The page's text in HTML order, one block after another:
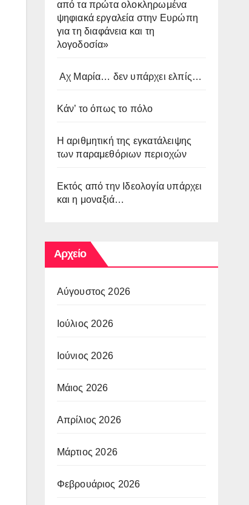
από τα πρώτα ολοκληρωμένα
ψηφιακά εργαλεία στην Ευρώπη
για τη διαφάνεια και τη
λογοδοσία»
Αχ Μαρία… δεν υπάρχει ελπίς…
Κάν’ το όπως το πόλο
Η αριθμητική της εγκατάλειψης
των παραμεθόριων περιοχών
Εκτός από την Ιδεολογία υπάρχει
και η μοναξιά…
Αρχείο
Αύγουστος 2026
Ιούλιος 2026
Ιούνιος 2026
Μάιος 2026
Απρίλιος 2026
Μάρτιος 2026
Φεβρουάριος 2026